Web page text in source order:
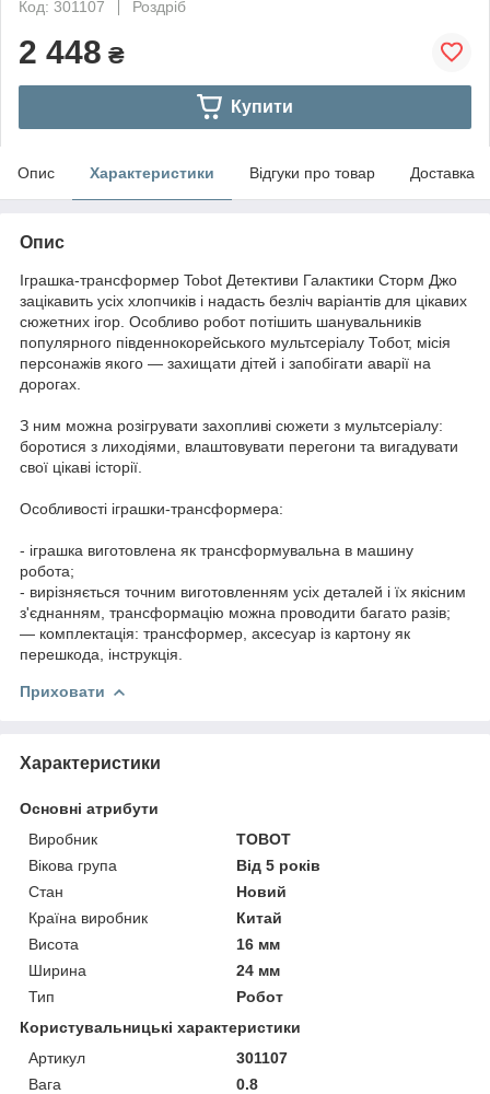
Код: 301107
Роздріб
2 448 ₴
Купити
Опис Характеристики Відгуки про товар Доставка
Опис
Іграшка-трансформер Tobot Детективи Галактики Сторм Джо
зацікавить усіх хлопчиків і надасть безліч варіантів для цікавих
сюжетних ігор. Особливо робот потішить шанувальників
популярного південнокорейського мультсеріалу Тобот, місія
персонажів якого — захищати дітей і запобігати аварії на
дорогах.
З ним можна розігрувати захопливі сюжети з мультсеріалу:
боротися з лиходіями, влаштовувати перегони та вигадувати
свої цікаві історії.
Особливості іграшки-трансформера:
- іграшка виготовлена як трансформувальна в машину
робота;
- вирізняється точним виготовленням усіх деталей і їх якісним
з'єднанням, трансформацію можна проводити багато разів;
— комплектація: трансформер, аксесуар із картону як
перешкода, інструкція.
Приховати
Характеристики
Основні атрибути
Виробник
TOBOT
Вікова група
Від 5 років
Стан
Новий
Країна виробник
Китай
Висота
16 мм
Ширина
24 мм
Тип
Робот
Користувальницькі характеристики
Артикул
301107
Вага
0.8